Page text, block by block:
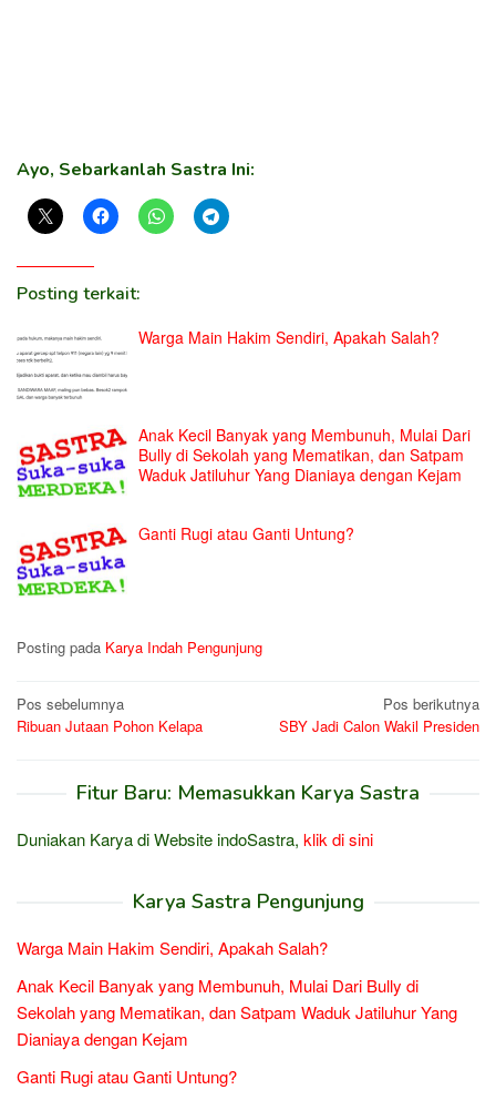
Ayo, Sebarkanlah Sastra Ini:
Posting terkait:
Warga Main Hakim Sendiri, Apakah Salah?
Anak Kecil Banyak yang Membunuh, Mulai Dari
Bully di Sekolah yang Mematikan, dan Satpam
Waduk Jatiluhur Yang Dianiaya dengan Kejam
Ganti Rugi atau Ganti Untung?
Posting pada Karya Indah Pengunjung
Navigasi
pos
Pos sebelumnya
Ribuan Jutaan Pohon Kelapa
Pos berikutnya
SBY Jadi Calon Wakil Presiden
Fitur Baru: Memasukkan Karya Sastra
Duniakan Karya di Website indoSastra, klik di sini
Karya Sastra Pengunjung
Warga Main Hakim Sendiri, Apakah Salah?
Anak Kecil Banyak yang Membunuh, Mulai Dari Bully di
Sekolah yang Mematikan, dan Satpam Waduk Jatiluhur Yang
Dianiaya dengan Kejam
Ganti Rugi atau Ganti Untung?